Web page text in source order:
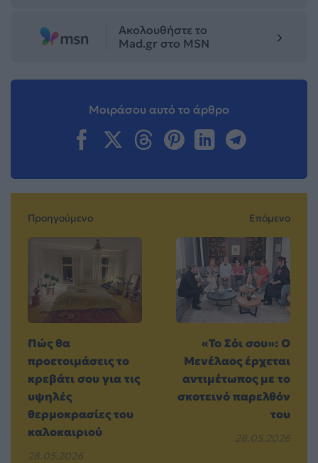
Ακολουθήστε το
Mad.gr στο MSN
Μοιράσου αυτό το άρθρο
Προηγούμενο
Πώς θα
προετοιμάσεις το
κρεβάτι σου για τις
υψηλές
θερμοκρασίες του
καλοκαιριού
28.05.2026
Επόμενο
«Το Σόι σου»: Ο
Μενέλαος έρχεται
αντιμέτωπος με το
σκοτεινό παρελθόν
του
28.05.2026